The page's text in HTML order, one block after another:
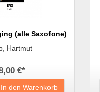
(alle Saxofone)
Hartmut
€*
In den Warenkorb